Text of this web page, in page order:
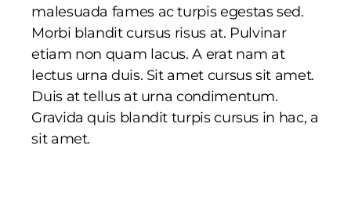
malesuada fames ac turpis egestas sed.
Morbi blandit cursus risus at. Pulvinar
etiam non quam lacus. A erat nam at
lectus urna duis. Sit amet cursus sit amet.
Duis at tellus at urna condimentum.
Gravida quis blandit turpis cursus in hac, a
sit amet.